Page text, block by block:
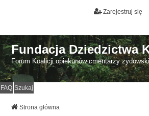
Zarejestruj się
Fundacja Dziedzictwa
Forum Koalicji opiekunów cmentarzy
FAQ Szukaj
Strona główna